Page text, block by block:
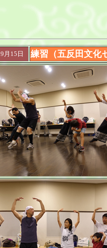
9月15日 練習（五反田文化